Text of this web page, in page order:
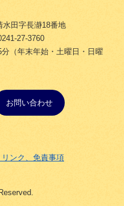
水田字長瀞18番地
27-3760
（年末年始・土曜日・日曜
お問い合わせ
ンク、免責事項